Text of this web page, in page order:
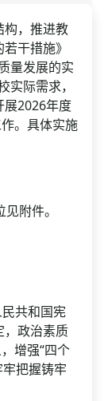
，推进教
干措施》
量发展的实
际需求，
展2026年度
。具体实施
附件。
共和国宪
，政治素质
增强“四个
牢把握铸牢